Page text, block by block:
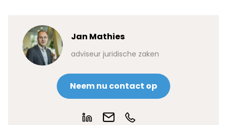
Jan Mathies
adviseur juridische zaken
Neem nu contact op